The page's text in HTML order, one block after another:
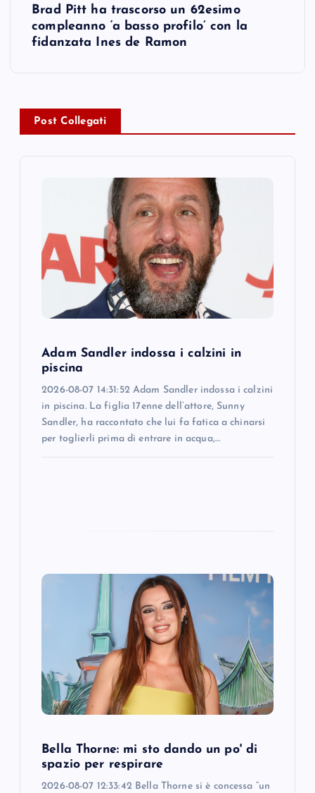
v
Brad Pitt ha trascorso un 62esimo
compleanno ‘a basso profilo’ con la
fidanzata Ines de Ramon
Post Collegati
Adam Sandler indossa i calzini in
piscina
2026-08-07 14:31:52 Adam Sandler indossa i calzini
in piscina. La figlia 17enne dell’attore, Sunny
Sandler, ha raccontato che lui fa fatica a chinarsi
per toglierli prima di entrare in acqua,…
Bella Thorne: mi sto dando un po' di
spazio per respirare
2026-08-07 12:33:42 Bella Thorne si è concessa “un